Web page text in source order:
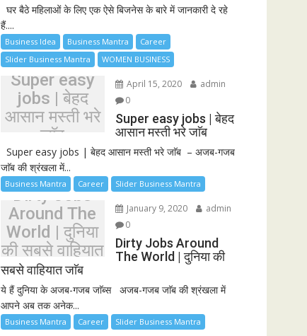
घर बैठे महिलाओं के लिए एक ऐसे बिजनेस के बारे में जानकारी दे रहे
हैं....
Business Idea Business Mantra
Career
Slider Business Mantra
WOMEN BUSINESS
Super easy
jobs | बेहद
आसान मस्ती भरे
जाॅब
April 15, 2020
admin
0
Super easy jobs | बेहद
आसान मस्ती भरे जाॅब
Super easy jobs | बेहद आसान मस्ती भरे जाॅब – अजब-गजब
जाॅब की श्रंखला में...
Business Mantra Career Slider Business Mantra
Dirty Jobs
Around The
World | दुनिया
की सबसे वाहियात
जाॅब
January 9, 2020
admin
0
Dirty Jobs Around
The World | दुनिया की
सबसे वाहियात जाॅब
ये हैं दुनिया के अजब-गजब जाॅब्स अजब-गजब जाॅब की श्रंखला में
आपने अब तक अनेक...
Business Mantra Career Slider Business Mantra